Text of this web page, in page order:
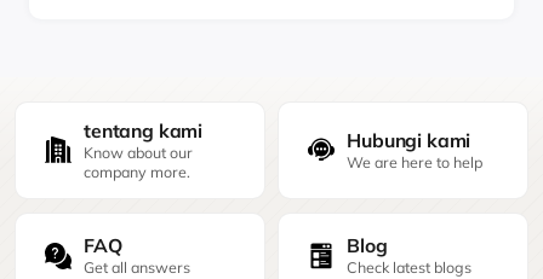
tentang kami
Know about our
company more.
Hubungi kami
We are here to help
FAQ
Get all answers
Blog
Check latest blogs